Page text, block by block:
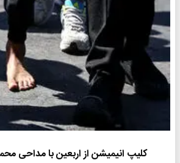
کلیپ انیمیشن از اربعین با مداحی